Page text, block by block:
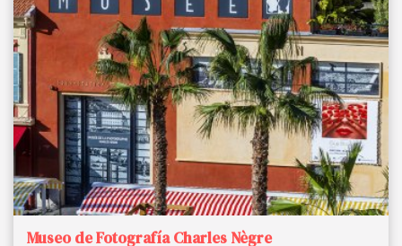
Museo de Fotografía Charles Nègre